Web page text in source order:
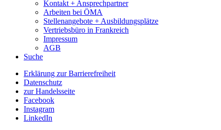
Kontakt + Ansprechpartner
Arbeiten bei ÖMA
Stellenangebote + Ausbildungsplätze
Vertriebsbüro in Frankreich
Impressum
AGB
Suche
Erklärung zur Barrierefreiheit
Datenschutz
zur Handelsseite
Facebook
Instagram
LinkedIn